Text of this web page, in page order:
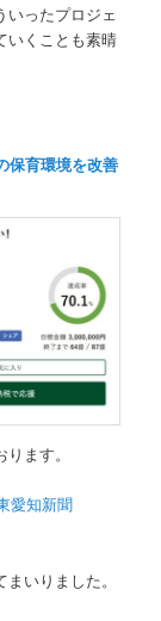
いったプロジェ
いくことも素晴
保育環境を改善
ます。
愛知新聞
いりました。